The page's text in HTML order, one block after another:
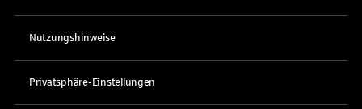
Nutzungshinweise
Privatsphäre-Einstellungen